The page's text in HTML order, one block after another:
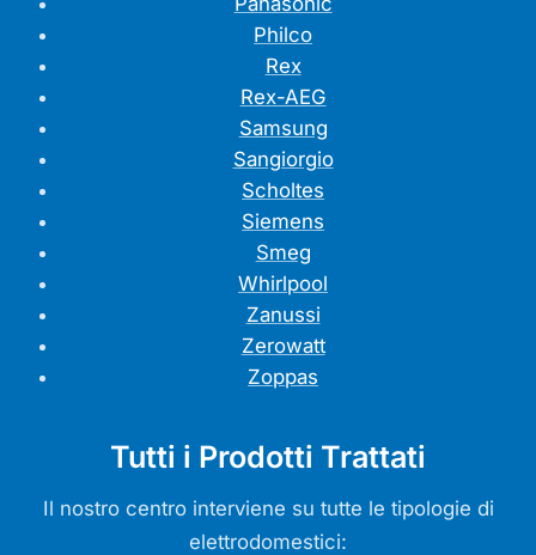
Philco
Rex
Rex-AEG
Samsung
Sangiorgio
Scholtes
Siemens
Smeg
Whirlpool
Zanussi
Zerowatt
Zoppas
Tutti i Prodotti Trattati
Il nostro centro interviene su tutte le tipologie di
elettrodomestici: